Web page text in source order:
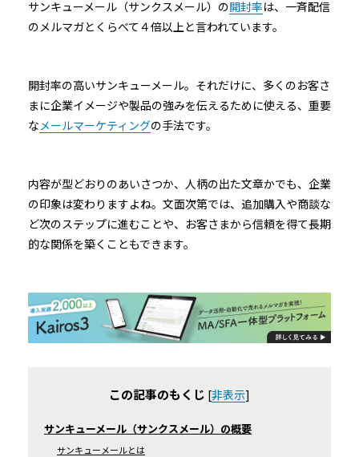
サンキューメール（サンクスメール）の開封率は、一斉配信
のメルマガとくらべて４倍以上と言われています。
開封率の高いサンキューメール。それだけに、多くのお客さ
まに企業イメージや製品の強みを伝えるために使える、重要
な メールマーケティングの手法です。
内容が型どおりのあいさつか、人柄の出た文章かでも、企業
の印象は変わりますよね。文面次第では、追加購入や商談な
ど次のステップに進むことや、お客さまから信頼を得て長期
的な関係を築くこともできます。
この記事のもくじ [非表示]
サンキューメール（サンクスメール）の概要
サンキューメールとは